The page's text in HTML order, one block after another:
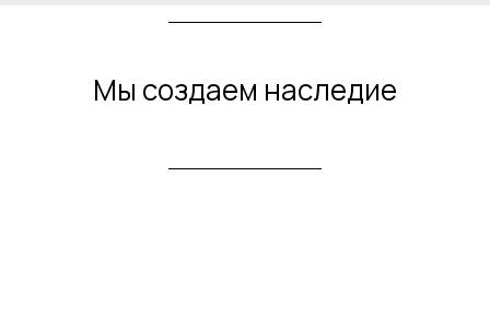
Мы создаем наследие